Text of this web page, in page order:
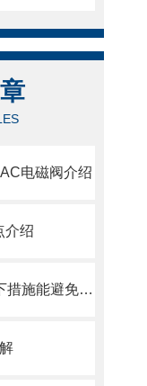
电磁阀介绍
介绍
ATOS溢流阀提前预防以下措施能避免很多不必要的磨损